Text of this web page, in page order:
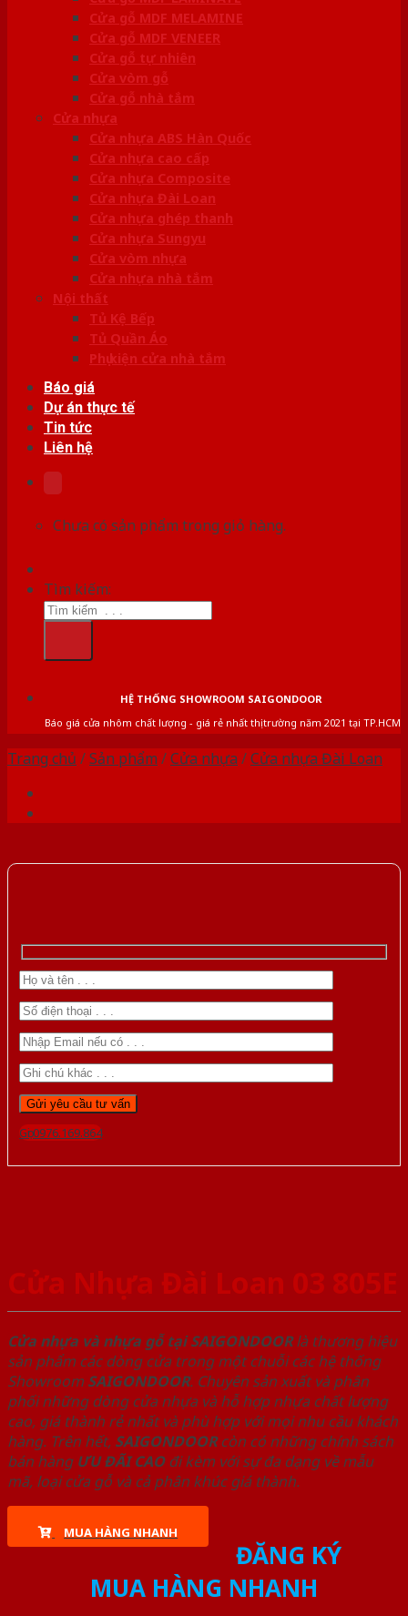
Cửa gỗ MDF MELAMINE
Cửa gỗ MDF VENEER
Cửa gỗ tự nhiên
Cửa vòm gỗ
Cửa gỗ nhà tắm
Cửa nhựa
Cửa nhựa ABS Hàn Quốc
Cửa nhựa cao cấp
Cửa nhựa Composite
Cửa nhựa Đài Loan
Cửa nhựa ghép thanh
Cửa nhựa Sungyu
Cửa vòm nhựa
Cửa nhựa nhà tắm
Nội thất
Tủ Kệ Bếp
Tủ Quần Áo
Phụ kiện cửa nhà tắm
Báo giá
Dự án thực tế
Tin tức
Liên hệ
Chưa có sản phẩm trong giỏ hàng.
Tìm kiếm:
HỆ THỐNG SHOWROOM SAIGONDOOR
Báo giá cửa nhôm chất lượng - giá rẻ nhất thị trường năm 2021 tại TP.HCM
Trang chủ /Sản phẩm /Cửa nhựa /Cửa nhựa Đài Loan
Gọi 0976.169.864
Cửa Nhựa Đài Loan 03 805E
Cửa nhựa và nhựa gỗ tại SAIGONDOORlà thương hiệu
sản phẩm các dòng cửa trong một chuỗi các hệ thống
Showroom SAIGONDOOR. Chuyên sản xuất và phân
phối những dòng cửa nhựa và hỗ hợp nhựa chất lượng
cao, giá thành rẻ nhất và phù hợp với mọi nhu cầu khách
hàng. Trên hết, SAIGONDOORcòn có những chính sách
bán hàng ƯU ĐÃI CAOđi kèm với sự đa dạng về mẫu
mã, loại cửa gỗ và cả phân khúc giá thành.
MUA HÀNG NHANH
ĐĂNG KÝ
MUA HÀNG NHANH